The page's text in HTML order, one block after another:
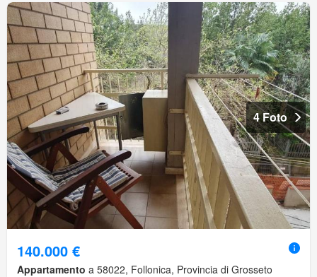
4 Foto
140.000 €
Appartamento a 58022, Follonica, Provincia di Grosseto